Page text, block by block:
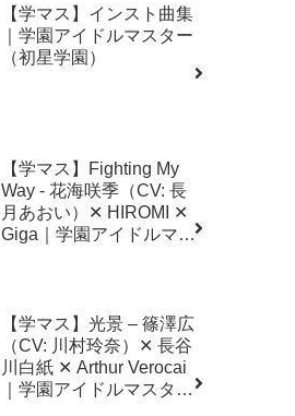
【学マス】インスト曲集
｜学園アイドルマスター
（初星学園）
【学マス】Fighting My
Way - 花海咲季（CV: 長
月あおい）✕ HIROMI ✕
Giga｜学園アイドルマス
【学マス】光景 – 篠澤広
（CV: 川村玲奈）✕ 長谷
川白紙 ✕ Arthur Verocai
｜学園アイドルマスター